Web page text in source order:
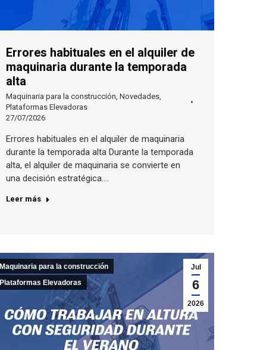
Errores habituales en el alquiler de
maquinaria durante la temporada
alta
Maquinaria para la construcción, Novedades,
Plataformas Elevadoras
27/07/2026
Errores habituales en el alquiler de maquinaria
durante la temporada alta Durante la temporada
alta, el alquiler de maquinaria se convierte en
una decisión estratégica.…
Leer más
Jul
6
2026
Maquinaria para la construcción
Plataformas Elevadoras